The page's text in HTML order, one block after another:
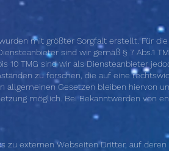
mit größter Sorgfalt erstellt. Für
sind wir gemäß § 7 Abs.1
10 TMG sind wir als Diensteanbieter
zu forschen, die auf eine
allgemeinen Gesetzen bleiben hiervon
möglich. Bei Bekanntwerden von
zu externen Webseiten Dritter, auf